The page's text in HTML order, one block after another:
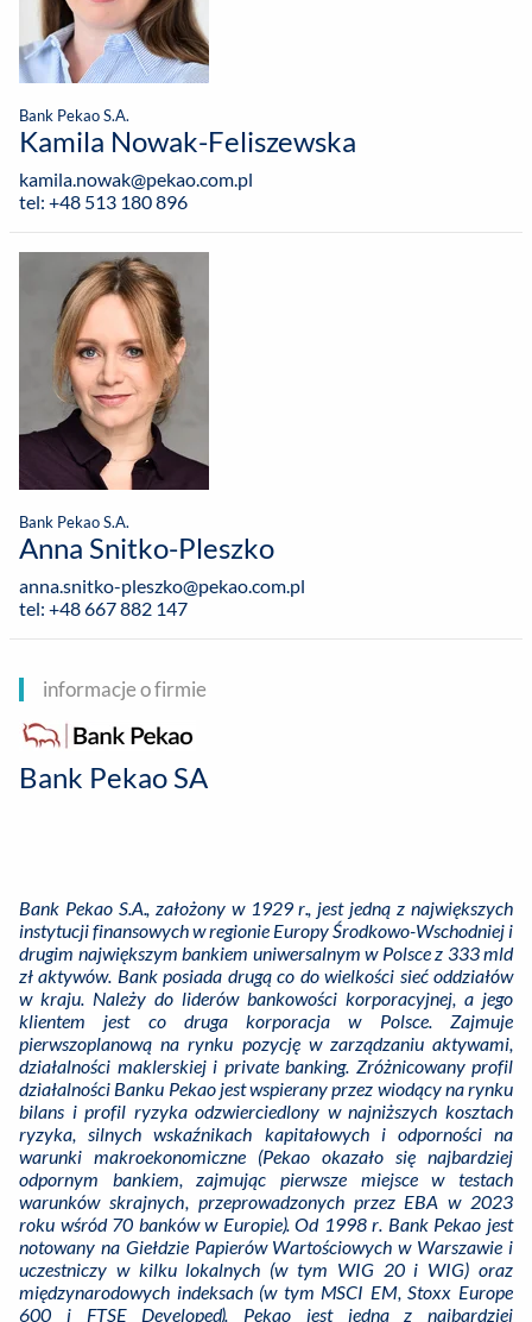
Bank Pekao S.A.
Kamila Nowak-Feliszewska
kamila.nowak@pekao.com.pl
tel: +48 513 180 896
Bank Pekao S.A.
Anna Snitko-Pleszko
anna.snitko-pleszko@pekao.com.pl
tel: +48 667 882 147
informacje o firmie
Bank Pekao SA
Bank Pekao S.A., założony w 1929 r., jest jedną z największych
instytucji finansowych w regionie Europy Środkowo-Wschodniej i
drugim największym bankiem uniwersalnym w Polsce z 333 mld
zł aktywów. Bank posiada drugą co do wielkości sieć oddziałów
w kraju. Należy do liderów bankowości korporacyjnej, a jego
klientem jest co druga korporacja w Polsce. Zajmuje
pierwszoplanową na rynku pozycję w zarządzaniu aktywami,
działalności maklerskiej i private banking. Zróżnicowany profil
działalności Banku Pekao jest wspierany przez wiodący na rynku
bilans i profil ryzyka odzwierciedlony w najniższych kosztach
ryzyka, silnych wskaźnikach kapitałowych i odporności na
warunki makroekonomiczne (Pekao okazało się najbardziej
odpornym bankiem, zajmując pierwsze miejsce w testach
warunków skrajnych, przeprowadzonych przez EBA w 2023
roku wśród 70 banków w Europie). Od 1998 r. Bank Pekao jest
notowany na Giełdzie Papierów Wartościowych w Warszawie i
uczestniczy w kilku lokalnych (w tym WIG 20 i WIG) oraz
międzynarodowych indeksach (w tym MSCI EM, Stoxx Europe
600 i FTSE Developed). Pekao jest jedną z najbardziej